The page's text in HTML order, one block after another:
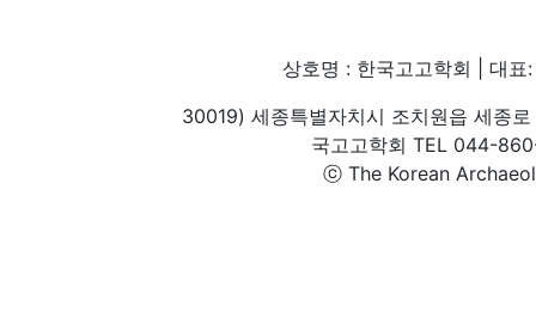
상호명 : 한국고고학회 | 대
30019) 세종특별자치시 조치원읍 세종
국고고학회 TEL 044-
ⓒ The Korean